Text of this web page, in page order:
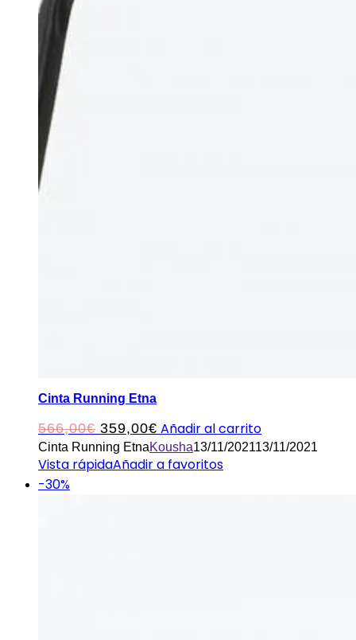
Cinta Running Etna
566,00€ El
precio
original
359,00€ El
precio
actual
Añadir al carrito
Cinta Running EtnaKousha13/11/202113/11/2021
Vista rápidaAñadir a favoritos
-30%